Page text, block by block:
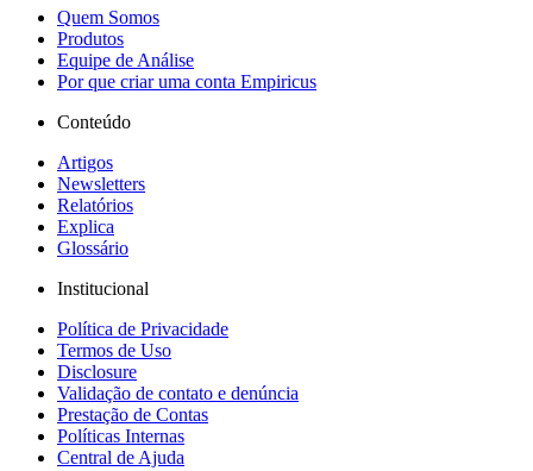
Quem Somos
Produtos
Equipe de Análise
Por que criar uma conta Empiricus
Conteúdo
Artigos
Newsletters
Relatórios
Explica
Glossário
Institucional
Política de Privacidade
Termos de Uso
Disclosure
Validação de contato e denúncia
Prestação de Contas
Políticas Internas
Central de Ajuda